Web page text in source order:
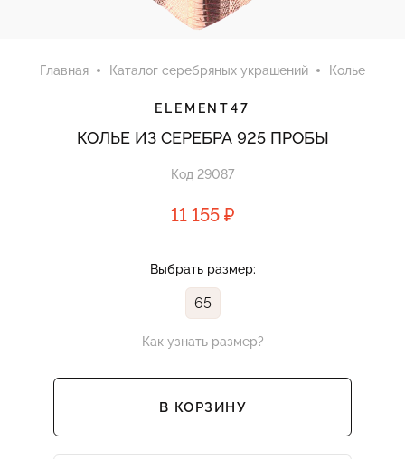
Главная Каталог серебряных украшений Колье
ELEMENT47
КОЛЬЕ ИЗ СЕРЕБРА 925 ПРОБЫ
Код 29087
11 155 ₽
Выбрать размер:
65
Как узнать размер?
В КОРЗИНУ